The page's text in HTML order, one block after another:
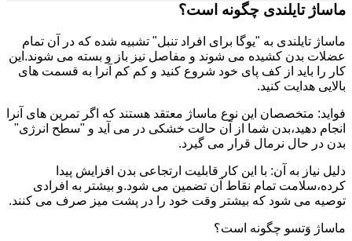
ماساژ تایلندی چگونه است؟
ماساژ تایلندی به "یوگا برای افراد تنبل" تشبیه شده که در آن تمام
عضلات بدن کشیده می شوند و مفاصل نیز باز و بسته می شوند.این
کار را باید از کف پای خود شروع کنید و کم کم آنرا به قسمت های
بالایی هدایت کنید.
فواید: متخصصان این نوع ماساژ معتقد هستند که اگر تمرین های آنرا
انجام دهید،بدن شما از آن حالت خشکی در می آید و "سطح انرژی"
بدن در حال نرمال قرار می گیرد.
دلیل نیاز به آن: با این کار قابلیت ارتجاعی بدن افزایش پیدا
کرده،سلامت تمام نقاط آن تضمین می شود.و بیشتر به افرادی
توصیه می شود که بیشتر وقت خود را در پشت میز صرف می کنند.
ماساژ وَتسو چگونه است؟